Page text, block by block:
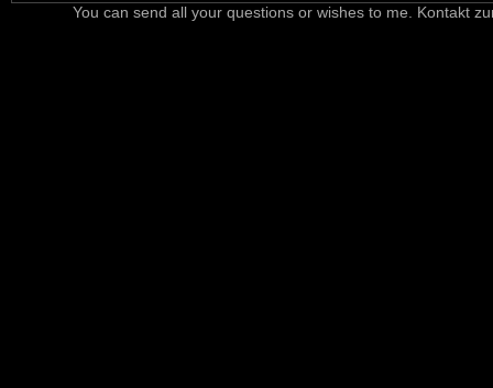
You can send all your questions or wishes to me. Kontakt